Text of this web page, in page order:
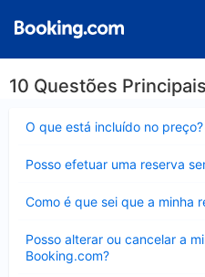
10 Questões Principais
O que está incluído no preço?
fechado
Posso efetuar uma reserva
fechado
Como é que sei que a minha
fechado
Posso alterar ou cancelar a
Booking.com?
fechado